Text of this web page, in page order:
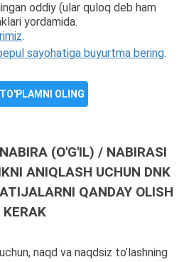
oddiy (ular quloq deb ham
yordamida.
.
sayohatiga buyurtma bering.
OLING
(O'G'IL) / NABIRASI
ANIQLASH UCHUN DNK
QANDAY OLISH
KERAK
naqd va naqdsiz to’lashning